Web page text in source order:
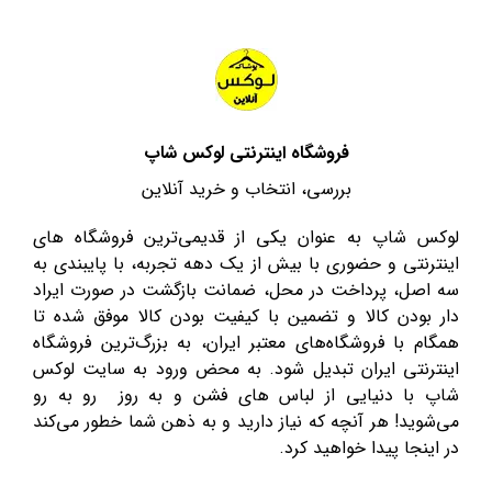
فروشگاه اینترنتی لوکس شاپ
بررسی، انتخاب و خرید آنلاین
لوکس شاپ به عنوان یکی از قدیمی‌ترین فروشگاه های
اینترنتی و حضوری با بیش از یک دهه تجربه، با پایبندی به
سه اصل، پرداخت در محل، ضمانت بازگشت در صورت ایراد
دار بودن کالا و تضمین با کیفیت بودن کالا موفق شده تا
همگام با فروشگاه‌های معتبر ایران، به بزرگ‌ترین فروشگاه
اینترنتی ایران تبدیل شود. به محض ورود به سایت لوکس
شاپ با دنیایی از لباس های فشن و به روز رو به رو
می‌شوید! هر آنچه که نیاز دارید و به ذهن شما خطور می‌کند
در اینجا پیدا خواهید کرد.